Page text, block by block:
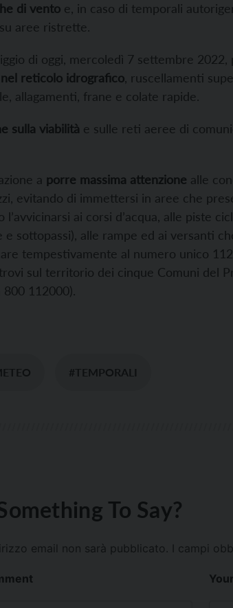
di vento e, in caso di temporali
aree ristrette.
di oggi, mercoledì 7 settembre
reticolo idrografico , ruscellamenti
allagamenti, frane e colate rapide.
sulla viabilità e sulle reti aeree di
a porre massima attenzione alle
evitando di immettersi in aree che
ai corsi d’acqua, alle piste
e sottopassi), alle rampe ed ai versanti
tempestivamente al numero unico
sul territorio dei cinque Comuni del
112000).
#TEMPORALI
To Say?
email non sarà pubblicato. I campi